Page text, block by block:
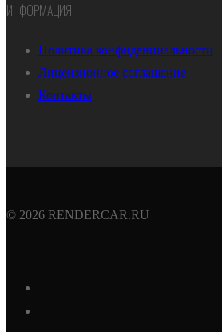
ИНФОРМАЦИЯ
Политика конфиденциальности
Лицензионное соглашение
Контакты
© 2026 RENDERCAR.RU